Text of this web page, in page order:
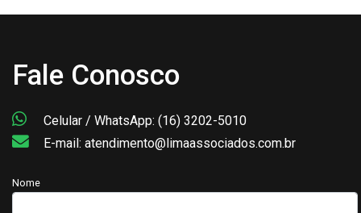
Fale Conosco
Celular / WhatsApp: (16) 3202-5010
E-mail: atendimento@limaassociados.com.br
Nome